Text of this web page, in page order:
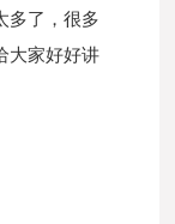
多了，很多
大家好好讲